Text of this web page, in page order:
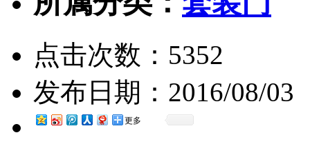
点击次数： 5352
发布日期： 2016/08/03
更多